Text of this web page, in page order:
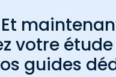
Et
votre
guides